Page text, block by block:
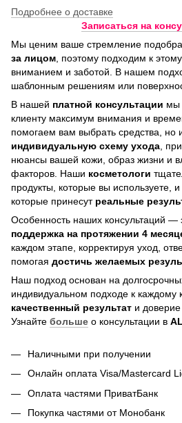
Подробнее о доставке
Записаться на
Мы ценим ваше стремление
за лицом , поэтому подходим к
вниманием и заботой. В нашем
шаблонным решениям или
В нашей платной консультации мы
клиенту максимум внимания и
помогаем вам выбрать средства, но
индивидуальную схему ухода ,
нюансы вашей кожи, образ жизни и
факторов. Наши косметологи
продукты, которые вы используете,
которые принесут реальные
Особенность наших консультаций —
поддержка на протяжении 4
каждом этапе, корректируя уход,
помогая достичь желаемых
Наш подход основан на
индивидуальном подходе к каждому
качественный результат и
Узнайте больше о консультации в
Наличными при получении
Онлайн оплата Visa/Mastercard
Оплата частями ПриватБанк
Покупка частями от Монобанк